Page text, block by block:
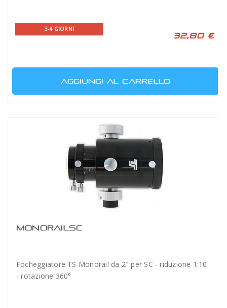
3-4 GIORNI
32,80 €
AGGIUNGI AL CARRELLO
MONORAILSC
Focheggiatore TS Monorail da 2" per SC - riduzione 1:10
- rotazione 360°